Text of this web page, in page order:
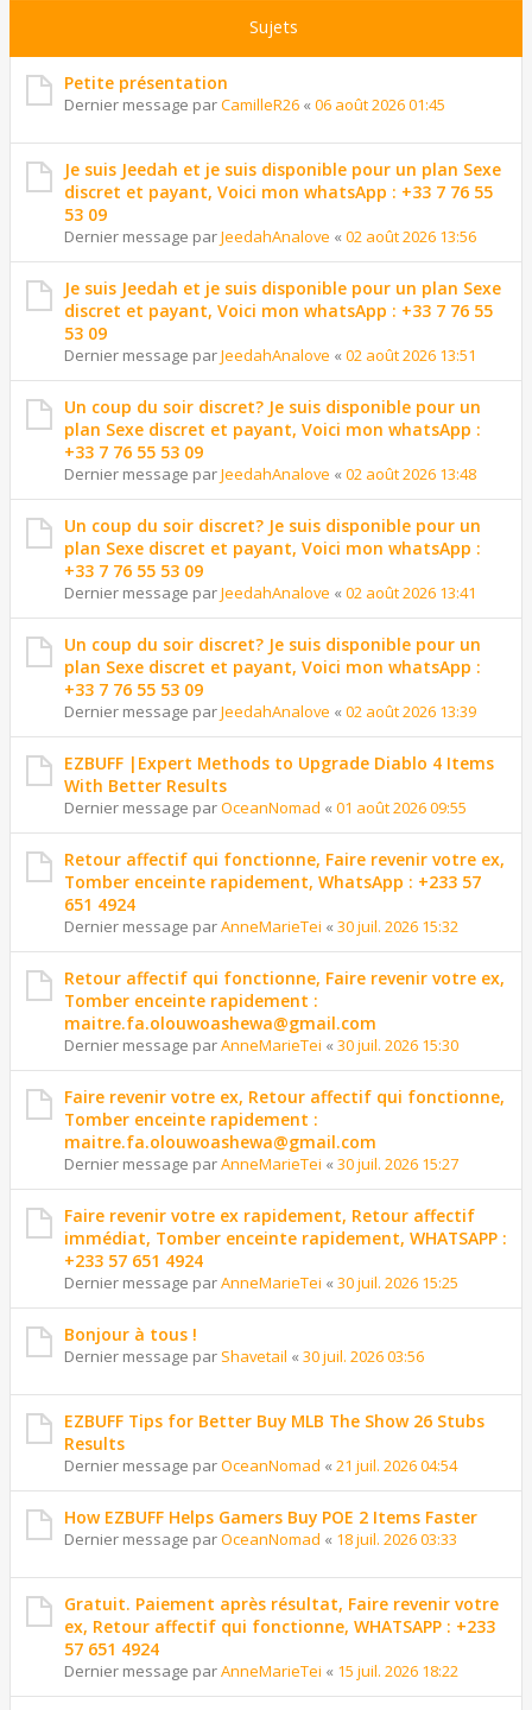
Sujets
Petite présentation
Dernier message parCamilleR26 « 06 août 2026 01:45
Je suis Jeedah et je suis disponible pour un plan Sexe
discret et payant, Voici mon whatsApp : +33 7 76 55
53 09
Dernier message parJeedahAnalove « 02 août 2026 13:56
Je suis Jeedah et je suis disponible pour un plan Sexe
discret et payant, Voici mon whatsApp : +33 7 76 55
53 09
Dernier message parJeedahAnalove « 02 août 2026 13:51
Un coup du soir discret? Je suis disponible pour un
plan Sexe discret et payant, Voici mon whatsApp :
+33 7 76 55 53 09
Dernier message parJeedahAnalove « 02 août 2026 13:48
Un coup du soir discret? Je suis disponible pour un
plan Sexe discret et payant, Voici mon whatsApp :
+33 7 76 55 53 09
Dernier message parJeedahAnalove « 02 août 2026 13:41
Un coup du soir discret? Je suis disponible pour un
plan Sexe discret et payant, Voici mon whatsApp :
+33 7 76 55 53 09
Dernier message parJeedahAnalove « 02 août 2026 13:39
EZBUFF |Expert Methods to Upgrade Diablo 4 Items
With Better Results
Dernier message parOceanNomad « 01 août 2026 09:55
Retour affectif qui fonctionne, Faire revenir votre ex,
Tomber enceinte rapidement, WhatsApp : +233 57
651 4924
Dernier message parAnneMarieTei « 30 juil. 2026 15:32
Retour affectif qui fonctionne, Faire revenir votre ex,
Tomber enceinte rapidement :
maitre.fa.olouwoashewa@gmail.com
Dernier message parAnneMarieTei « 30 juil. 2026 15:30
Faire revenir votre ex, Retour affectif qui fonctionne,
Tomber enceinte rapidement :
maitre.fa.olouwoashewa@gmail.com
Dernier message parAnneMarieTei « 30 juil. 2026 15:27
Faire revenir votre ex rapidement, Retour affectif
immédiat, Tomber enceinte rapidement, WHATSAPP :
+233 57 651 4924
Dernier message parAnneMarieTei « 30 juil. 2026 15:25
Bonjour à tous !
Dernier message par Shavetail « 30 juil. 2026 03:56
EZBUFF Tips for Better Buy MLB The Show 26 Stubs
Results
Dernier message parOceanNomad « 21 juil. 2026 04:54
How EZBUFF Helps Gamers Buy POE 2 Items Faster
Dernier message parOceanNomad « 18 juil. 2026 03:33
Gratuit. Paiement après résultat, Faire revenir votre
ex, Retour affectif qui fonctionne, WHATSAPP : +233
57 651 4924
Dernier message parAnneMarieTei « 15 juil. 2026 18:22